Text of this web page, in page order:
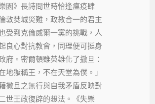
樂園》長詩問世時恰逢瘟疫肆
敦焚城災難，政教合一的君主
受到克倫威爾一黨的挑戰，人
良心對抗教會，同理便可挺身
府。密爾頓雖英雄化了撒旦：
在地獄稱王，不在天堂為僕。」
撒旦之無行與自我矛盾反映對
世王政復辟的想法。《失樂